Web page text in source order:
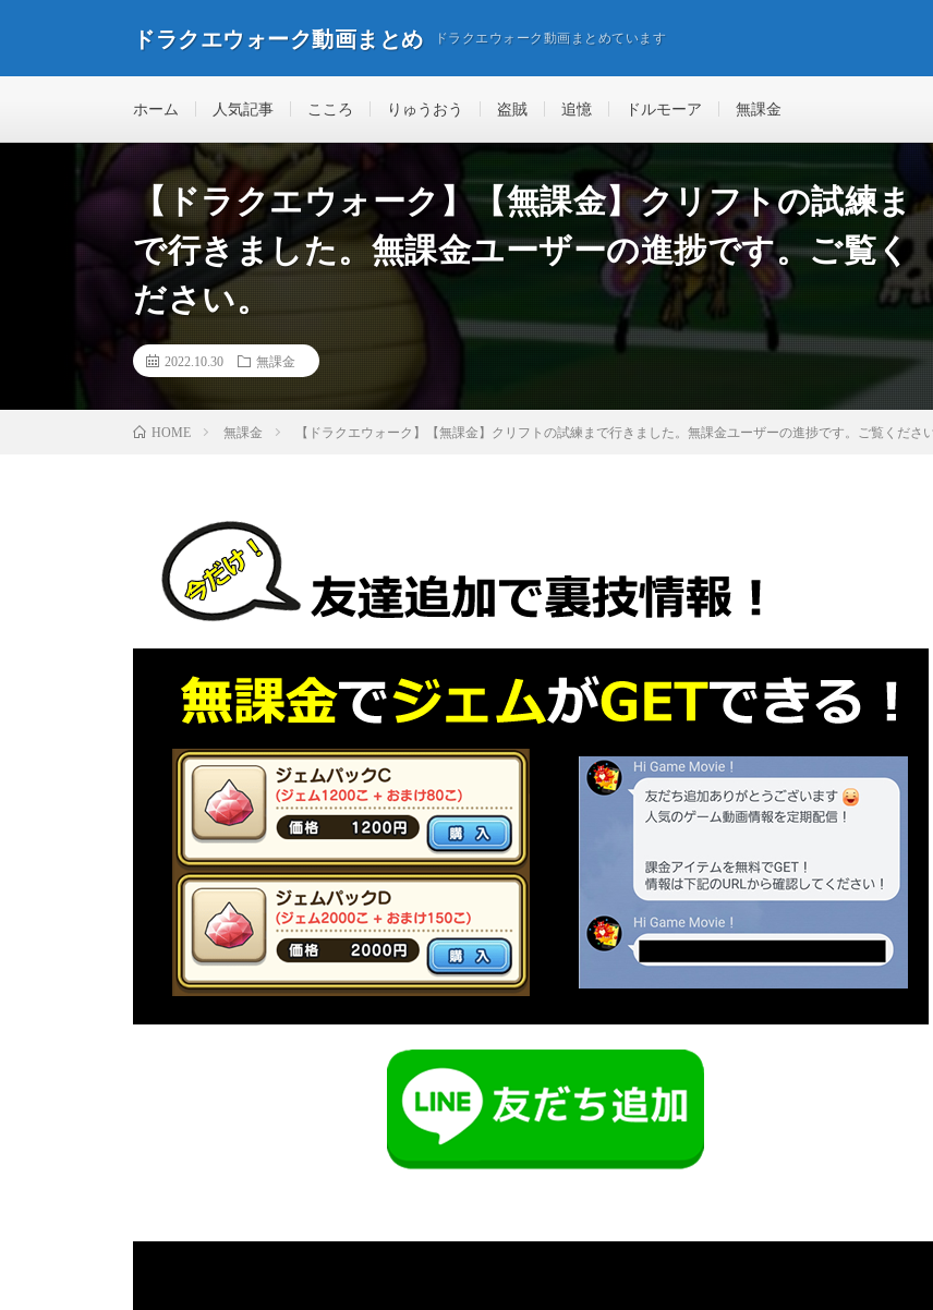
ドラクエウォーク動画まとめ ドラクエウォーク動画まとめています
ホーム 人気記事 こころ りゅうおう 盗賊 追憶 ドルモーア 無課金
【ドラクエウォーク】【無課金】クリフトの試練ま
で行きました。無課金ユーザーの進捗です。ご覧く
ださい。
2022.10.30 無課金
HOME 無課金 【ドラクエウォーク】【無課金】クリフトの試練まで行きました。無課金ユーザーの進捗です。ご覧ください